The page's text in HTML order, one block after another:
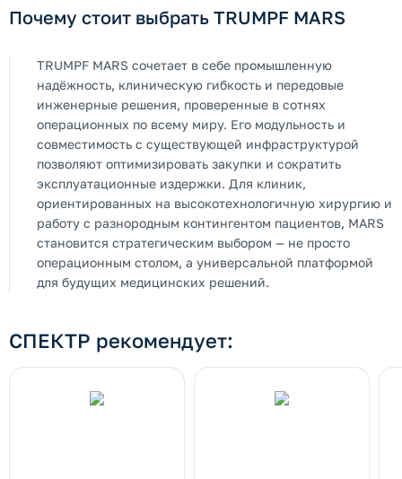
Почему стоит выбрать TRUMPF MARS
TRUMPF MARS сочетает в себе промышленную
надёжность, клиническую гибкость и передовые
инженерные решения, проверенные в сотнях
операционных по всему миру. Его модульность и
совместимость с существующей инфраструктурой
позволяют оптимизировать закупки и сократить
эксплуатационные издержки. Для клиник,
ориентированных на высокотехнологичную хирургию и
работу с разнородным контингентом пациентов, MARS
становится стратегическим выбором — не просто
операционным столом, а универсальной платформой
для будущих медицинских решений.
СПЕКТР рекомендует: